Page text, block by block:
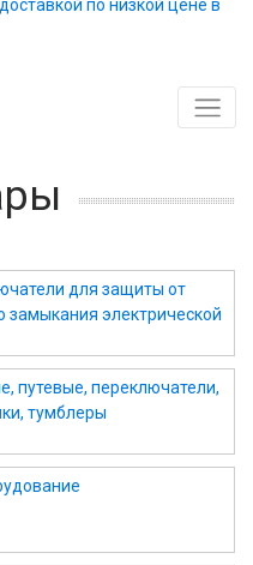
по низкой цене в
для защиты от
замыкания электрической
путевые, переключатели,
тумблеры